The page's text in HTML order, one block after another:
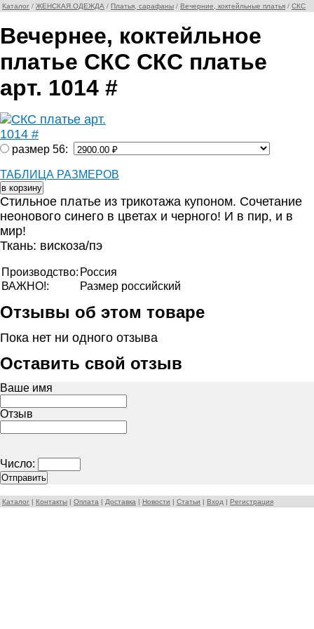
Каталог / ЖЕНСКАЯ ОДЕЖДА / Платья, сарафаны / Вечерние, коктейльные платья / СКС
Вечернее, коктейльное
платье СКС СКС платье
арт. 1014 #
размер 56:
ТАБЛИЦА РАЗМЕРОВ
Стильное платье из трикотажа купоном. Сочетание
неонового синего в цветах и черного! И в пир, и в
мир!
Ткань: вискоза/пэ
Производство: Россия
ВАЖНО!:
Размер российский
Отзывы об этом товаре
Пока нет ни одного отзыва
Оставить свой отзыв
Ваше имя
Отзыв
Число:
Каталог | Контакты | Оплата | Доставка | Новости | Статьи | Вход | Регистрация